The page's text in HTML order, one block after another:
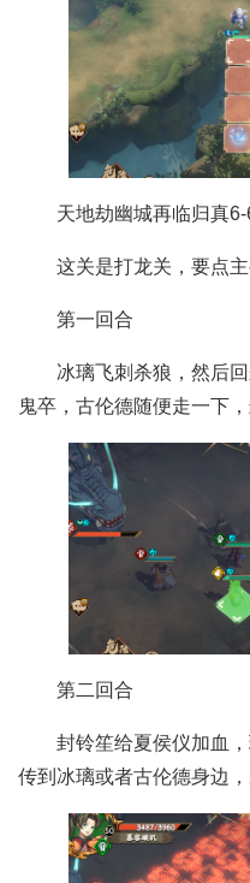
天地劫幽城再临归真6-
这关是打龙关，要点
第一回合
冰璃飞刺杀狼，然后
鬼卒，古伦德随便走一下
第二回合
封铃笙给夏侯仪加血
传到冰璃或者古伦德身边